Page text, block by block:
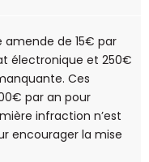
amende de 15€ par
électronique et 250€
Ces
par an pour
infraction n’est
encourager la mise